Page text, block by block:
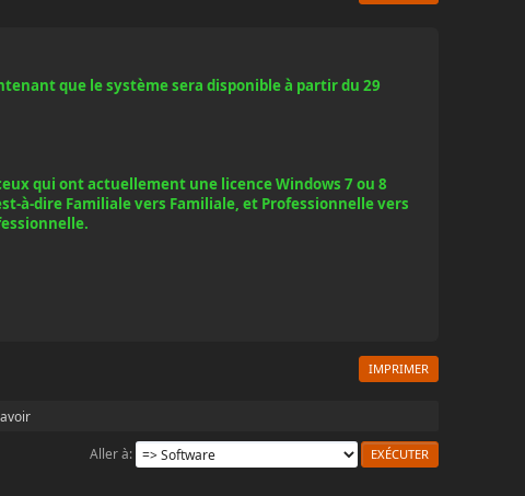
que le système sera disponible à partir du 29
qui ont actuellement une licence Windows 7 ou 8
à-dire Familiale vers Familiale, et Professionnelle vers
IMPRIMER
Aller à